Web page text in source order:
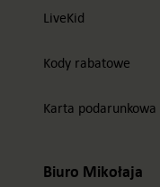
LiveKid
Kody rabatowe
Karta podarunkowa
Biuro Mikołaja